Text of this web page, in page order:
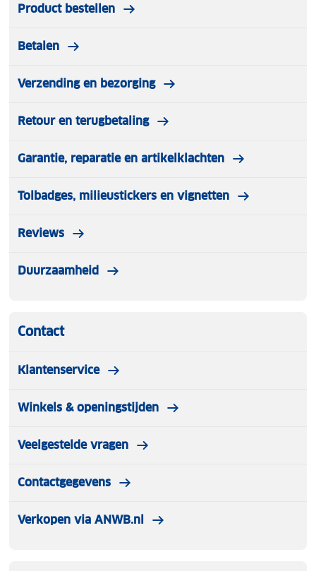
Product bestellen
Betalen
Verzending en bezorging
Retour en terugbetaling
Garantie, reparatie en artikelklachten
Tolbadges, milieustickers en vignetten
Reviews
Duurzaamheid
Contact
Klantenservice
Winkels & openingstijden
Veelgestelde vragen
Contactgegevens
Verkopen via ANWB.nl